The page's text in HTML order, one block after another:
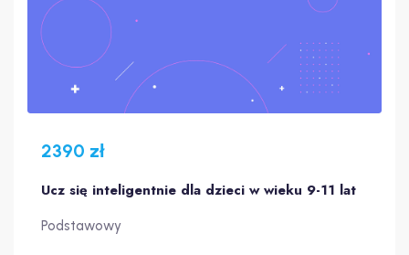
2390 zł
Ucz się inteligentnie dla dzieci w wieku 9-11 lat
Podstawowy